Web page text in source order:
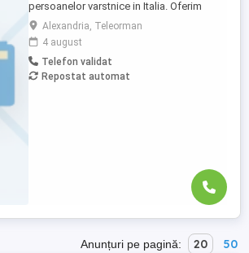
persoanelor varstnice in Italia. Oferim
stabilitate si sprijin pe toata perioada
contractului. Nu percepem nicio taxa in
Romania sau Italia! Cunostinte medii de
limba italiana! Experienta si recomandarile
constituie avantaj!
Alexandria, Teleorman
4 august
Telefon validat
Repostat automat
Anunțuri pe pagină: 20 50